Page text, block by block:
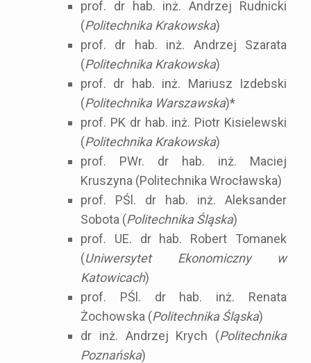
prof. dr hab. inż. Andrzej Rudnicki
(Politechnika Krakowska)
prof. dr hab. inż. Andrzej Szarata
(Politechnika Krakowska)
prof. dr hab. inż. Mariusz Izdebski
(Politechnika Warszawska)*
prof. PK dr hab. inż. Piotr Kisielewski
(Politechnika Krakowska)
prof. PWr. dr hab. inż. Maciej
Kruszyna (Politechnika Wrocławska)
prof. PŚl. dr hab. inż. Aleksander
Sobota (Politechnika Śląska)
prof. UE. dr hab. Robert Tomanek
(Uniwersytet Ekonomiczny w
Katowicach)
prof. PŚl. dr hab. inż. Renata
Żochowska (Politechnika Śląska)
dr inż. Andrzej Krych (Politechnika
Poznańska)